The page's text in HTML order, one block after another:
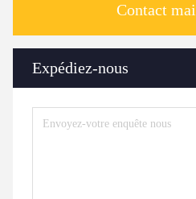
Contact
Expédiez-nous